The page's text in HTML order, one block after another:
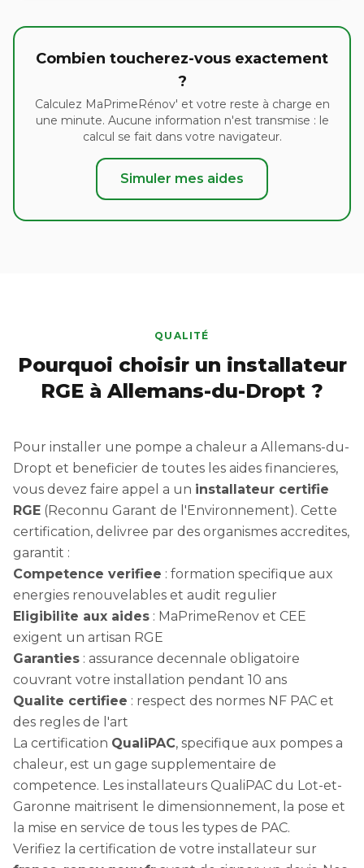
Combien toucherez-vous exactement
?
Calculez MaPrimeRénov' et votre reste à charge en
une minute. Aucune information n'est transmise : le
calcul se fait dans votre navigateur.
Simuler mes aides
QUALITÉ
Pourquoi choisir un installateur
RGE à Allemans-du-Dropt ?
Pour installer une pompe a chaleur a Allemans-du-
Dropt et beneficier de toutes les aides financieres,
vous devez faire appel a un installateur certifie
RGE (Reconnu Garant de l'Environnement). Cette
certification, delivree par des organismes accredites,
garantit :
Competence verifiee : formation specifique aux
energies renouvelables et audit regulier
Eligibilite aux aides : MaPrimeRenov et CEE
exigent un artisan RGE
Garanties : assurance decennale obligatoire
couvrant votre installation pendant 10 ans
Qualite certifiee : respect des normes NF PAC et
des regles de l'art
La certification QualiPAC, specifique aux pompes a
chaleur, est un gage supplementaire de
competence. Les installateurs QualiPAC du Lot-et-
Garonne maitrisent le dimensionnement, la pose et
la mise en service de tous les types de PAC.
Verifiez la certification de votre installateur sur